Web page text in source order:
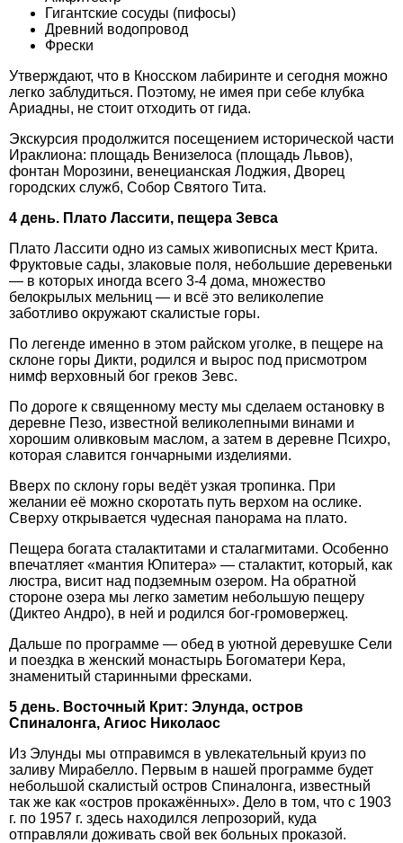
Гигантские сосуды (пифосы)
Древний водопровод
Фрески
Утверждают, что в Кносском лабиринте и сегодня можно
легко заблудиться. Поэтому, не имея при себе клубка
Ариадны, не стоит отходить от гида.
Экскурсия продолжится посещением исторической части
Ираклиона: площадь Венизелоса (площадь Львов),
фонтан Морозини, венецианская Лоджия, Дворец
городских служб, Собор Святого Тита.
4 день. Плато Лассити, пещера Зевса
Плато Лассити одно из самых живописных мест Крита.
Фруктовые сады, злаковые поля, небольшие деревеньки
— в которых иногда всего 3-4 дома, множество
белокрылых мельниц — и всё это великолепие
заботливо окружают скалистые горы.
По легенде именно в этом райском уголке, в пещере на
склоне горы Дикти, родился и вырос под присмотром
нимф верховный бог греков Зевс.
По дороге к священному месту мы сделаем остановку в
деревне Пезо, известной великолепными винами и
хорошим оливковым маслом, а затем в деревне Психро,
которая славится гончарными изделиями.
Вверх по склону горы ведёт узкая тропинка. При
желании её можно скоротать путь верхом на ослике.
Сверху открывается чудесная панорама на плато.
Пещера богата сталактитами и сталагмитами. Особенно
впечатляет «мантия Юпитера» — сталактит, который, как
люстра, висит над подземным озером. На обратной
стороне озера мы легко заметим небольшую пещеру
(Диктео Андро), в ней и родился бог-громовержец.
Дальше по программе — обед в уютной деревушке Сели
и поездка в женский монастырь Богоматери Кера,
знаменитый старинными фресками.
5 день. Восточный Крит: Элунда, остров
Спиналонга, Агиос Николаос
Из Элунды мы отправимся в увлекательный круиз по
заливу Мирабелло. Первым в нашей программе будет
небольшой скалистый остров Спиналонга, известный
так же как «остров прокажённых». Дело в том, что с 1903
г. по 1957 г. здесь находился лепрозорий, куда
отправляли доживать свой век больных проказой.